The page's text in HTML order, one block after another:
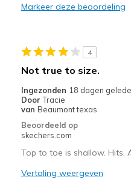
Beste toepassingen
Work
Width
Feels
Markeer deze beoordeling
4
Not true to size.
Ingezonden 18 dagen
Door Tracie
van Beaumont texas
Beoordeeld op
skechers.com
Top to toe is shallow. Hits.
Vertaling weergeven